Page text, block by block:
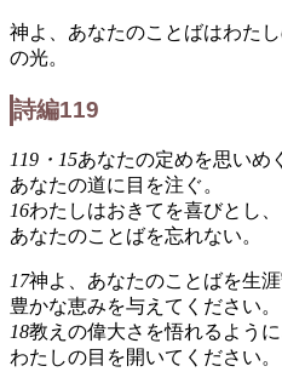
神よ、あなたのことばはわた
の光。
詩編119
119・15あなたの定めを思いめ
あなたの道に目を注ぐ。
16わたしはおきてを喜びとし、
あなたのことばを忘れない。
17神よ、あなたのことばを生涯
豊かな恵みを与えてください。
18教えの偉大さを悟れるように
わたしの目を開いてください。